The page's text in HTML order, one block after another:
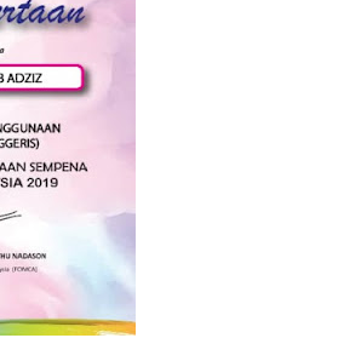
akan apa yang